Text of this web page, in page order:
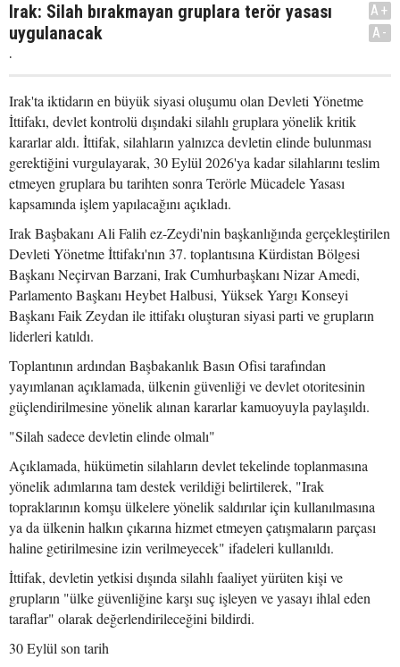
Irak: Silah bırakmayan gruplara terör yasası
uygulanacak
.
A+
A-
Irak'ta iktidarın en büyük siyasi oluşumu olan Devleti Yönetme
İttifakı, devlet kontrolü dışındaki silahlı gruplara yönelik kritik
kararlar aldı. İttifak, silahların yalnızca devletin elinde bulunması
gerektiğini vurgulayarak, 30 Eylül 2026'ya kadar silahlarını teslim
etmeyen gruplara bu tarihten sonra Terörle Mücadele Yasası
kapsamında işlem yapılacağını açıkladı.
Irak Başbakanı Ali Falih ez-Zeydi'nin başkanlığında gerçekleştirilen
Devleti Yönetme İttifakı'nın 37. toplantısına Kürdistan Bölgesi
Başkanı Neçirvan Barzani, Irak Cumhurbaşkanı Nizar Amedi,
Parlamento Başkanı Heybet Halbusi, Yüksek Yargı Konseyi
Başkanı Faik Zeydan ile ittifakı oluşturan siyasi parti ve grupların
liderleri katıldı.
Toplantının ardından Başbakanlık Basın Ofisi tarafından
yayımlanan açıklamada, ülkenin güvenliği ve devlet otoritesinin
güçlendirilmesine yönelik alınan kararlar kamuoyuyla paylaşıldı.
"Silah sadece devletin elinde olmalı"
Açıklamada, hükümetin silahların devlet tekelinde toplanmasına
yönelik adımlarına tam destek verildiği belirtilerek, "Irak
topraklarının komşu ülkelere yönelik saldırılar için kullanılmasına
ya da ülkenin halkın çıkarına hizmet etmeyen çatışmaların parçası
haline getirilmesine izin verilmeyecek" ifadeleri kullanıldı.
İttifak, devletin yetkisi dışında silahlı faaliyet yürüten kişi ve
grupların "ülke güvenliğine karşı suç işleyen ve yasayı ihlal eden
taraflar" olarak değerlendirileceğini bildirdi.
30 Eylül son tarih